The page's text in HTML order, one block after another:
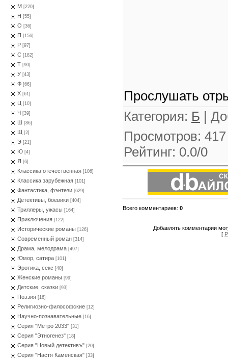
М [220]
Н [55]
О [36]
П [156]
Р [97]
С [182]
Т [90]
У [43]
Ф [66]
Х [61]
Ц [10]
Ч [39]
Ш [86]
Щ [2]
Э [21]
Ю [4]
Я [6]
Классика отечественная [106]
Классика зарубежная [101]
Фантастика, фэнтези [629]
Детективы, боевики [404]
Триллеры, ужасы [164]
Приключения [122]
Исторические романы [126]
Современный роман [314]
Драма, мелодрама [497]
Юмор, сатира [101]
Эротика, секс [40]
Женские романы [99]
Детские, сказки [93]
Поэзия [16]
Религиозно-философские [12]
Научно-познавательные [16]
Серия "Метро 2033" [31]
Серия "Этногенез" [18]
Серия "Новый детективъ" [20]
Серия "Настя Каменская" [33]
Прослушать
Категория: Б |
Просмотров: 417
Рейтинг: 0.0/0
Всего комментариев: 0
Добавлять комментарии
[